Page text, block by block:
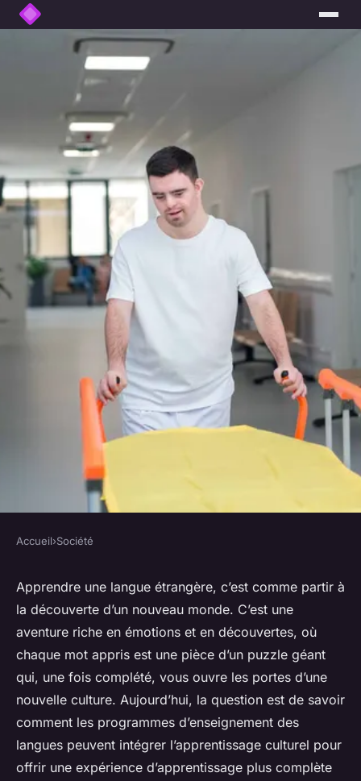
Comment les programmes
d'enseignement des langues
étrangères peuvent-ils
intégrer l'apprentissage
culturel ?
Accueil›Société
Apprendre une langue étrangère, c’est comme partir à
la découverte d’un nouveau monde. C’est une
aventure riche en émotions et en découvertes, où
chaque mot appris est une pièce d’un puzzle géant
qui, une fois complété, vous ouvre les portes d’une
nouvelle culture. Aujourd’hui, la question est de savoir
comment les programmes d’enseignement des
langues peuvent intégrer l’apprentissage culturel pour
offrir une expérience d’apprentissage plus complète